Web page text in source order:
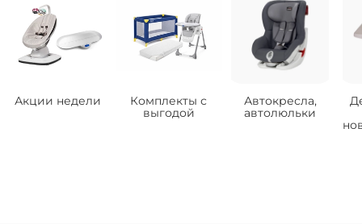
Акции недели
Комплекты с
выгодой
Автокресла,
автолюльки